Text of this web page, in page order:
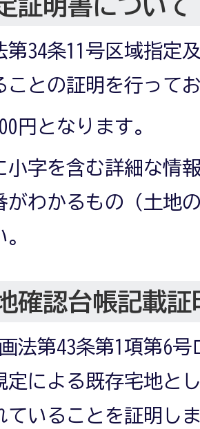
証明書について
第34条11号区域指定
ことの証明を行って
円となります。
小字を含む詳細な情
がわかるもの（土地
確認台帳記載
法第43条第1項第6号
定による既存宅地と
ていることを証明し